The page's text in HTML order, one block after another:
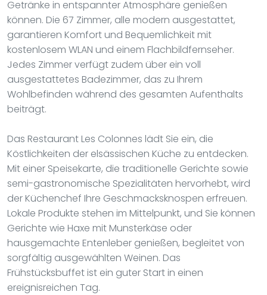
Getränke in entspannter Atmosphäre genießen
können. Die 67 Zimmer, alle modern ausgestattet,
garantieren Komfort und Bequemlichkeit mit
kostenlosem WLAN und einem Flachbildfernseher.
Jedes Zimmer verfügt zudem über ein voll
ausgestattetes Badezimmer, das zu Ihrem
Wohlbefinden während des gesamten Aufenthalts
beiträgt.
Das Restaurant Les Colonnes lädt Sie ein, die
Köstlichkeiten der elsässischen Küche zu entdecken.
Mit einer Speisekarte, die traditionelle Gerichte sowie
semi-gastronomische Spezialitäten hervorhebt, wird
der Küchenchef Ihre Geschmacksknospen erfreuen.
Lokale Produkte stehen im Mittelpunkt, und Sie können
Gerichte wie Haxe mit Munsterkäse oder
hausgemachte Entenleber genießen, begleitet von
sorgfältig ausgewählten Weinen. Das
Frühstücksbuffet ist ein guter Start in einen
ereignisreichen Tag.